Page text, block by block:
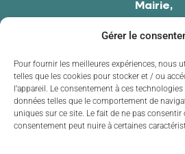
Gérer le
Pour fournir les meilleures expériences, nous
telles que les cookies pour stocker et / ou
l’appareil. Le consentement à ces
données telles que le comportement de
uniques sur ce site. Le fait de ne pas consentir
consentement peut nuire à certaines
Mairie,
87270
05 55 39 34 09
Contacter la mairie
Horaires d'ouverture
Lundide 8h30 à 12h00 et
Mardi
de 8h30 à 12h00 et